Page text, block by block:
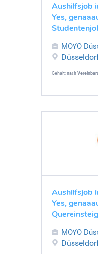
Aushilfsjob
Yes,
MOYO
Gehalt: nach
Aushilfsjob
Yes,
MOYO